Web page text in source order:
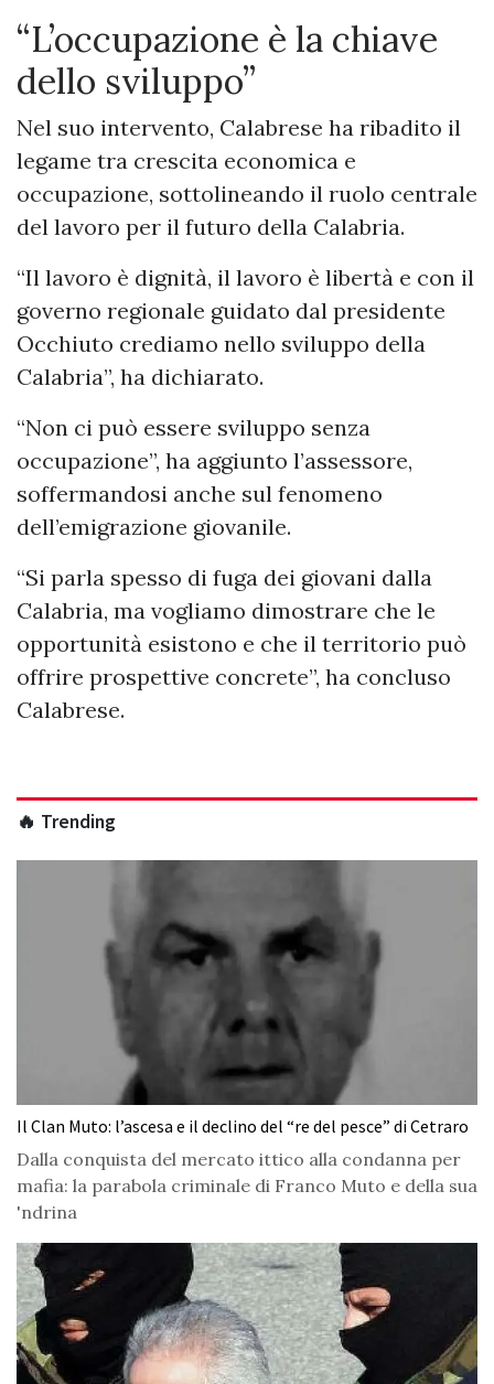
“L’occupazione è la chiave
dello sviluppo”
Nel suo intervento, Calabrese ha ribadito il
legame tra crescita economica e
occupazione, sottolineando il ruolo centrale
del lavoro per il futuro della Calabria.
“Il lavoro è dignità, il lavoro è libertà e con il
governo regionale guidato dal presidente
Occhiuto crediamo nello sviluppo della
Calabria”, ha dichiarato.
“Non ci può essere sviluppo senza
occupazione”, ha aggiunto l’assessore,
soffermandosi anche sul fenomeno
dell’emigrazione giovanile.
“Si parla spesso di fuga dei giovani dalla
Calabria, ma vogliamo dimostrare che le
opportunità esistono e che il territorio può
offrire prospettive concrete”, ha concluso
Calabrese.
🔥 Trending
Il Clan Muto: l’ascesa e il declino del “re del pesce” di Cetraro
Dalla conquista del mercato ittico alla condanna per
mafia: la parabola criminale di Franco Muto e della sua
'ndrina